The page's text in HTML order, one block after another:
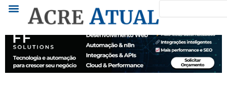
conteúdo